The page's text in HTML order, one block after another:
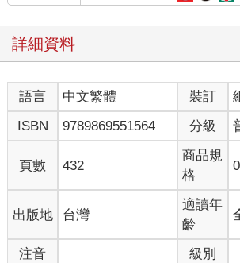
信賴的助手。早上，在我開車送他到距離不
照看四個教養良好的小孩，年紀分別為十八
歲，還有一個空位是為了在美國讀書的女兒
人都害怕死亡，將軍卻是明顯害怕。精瘦英
將，曾經獲頒許多勳章，都是實至名歸。雖
走三根指頭，如今只剩九隻手指與八隻腳趾
知道他左腳的狀況。他野心勃勃，幾乎什麼
很喜歡弄一瓶上等的勃艮地紅酒，找幾個不
塊的同伴一起享用。他依序是個美食主義者
美食與上帝、相信妻子與兒女、相信法國人
他看來，法美人士為我們提供的指導協助，
言魅惑我們北方友邦與幾個南方友邦的邪惡
思、列寧與毛主席等。其實他從未拜讀過這
副官兼低階情報官的我，職責就是為他準備
詳細資料
語言 中文繁體 裝訂
ISBN
9789869551564 分級
頁數 432
商品規
格
出版地 台灣
適讀年
齡
注音 級別